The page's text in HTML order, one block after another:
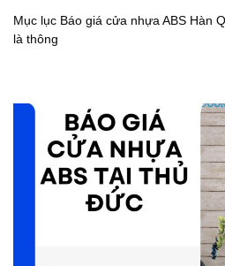
Mục lục Báo giá cửa nhựa ABS Hàn
là thông